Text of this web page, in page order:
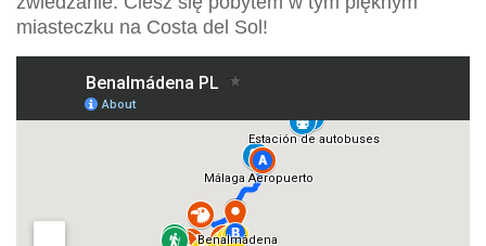
miasteczku na Costa del Sol!